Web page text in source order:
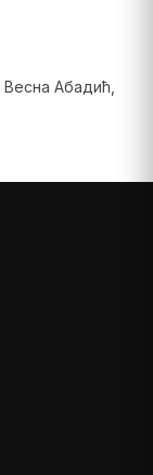
Абадић,